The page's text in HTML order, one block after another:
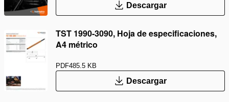
Descargar
TST 1990-3090, Hoja de especificaciones,
A4 métrico
PDF485.5 KB
Descargar